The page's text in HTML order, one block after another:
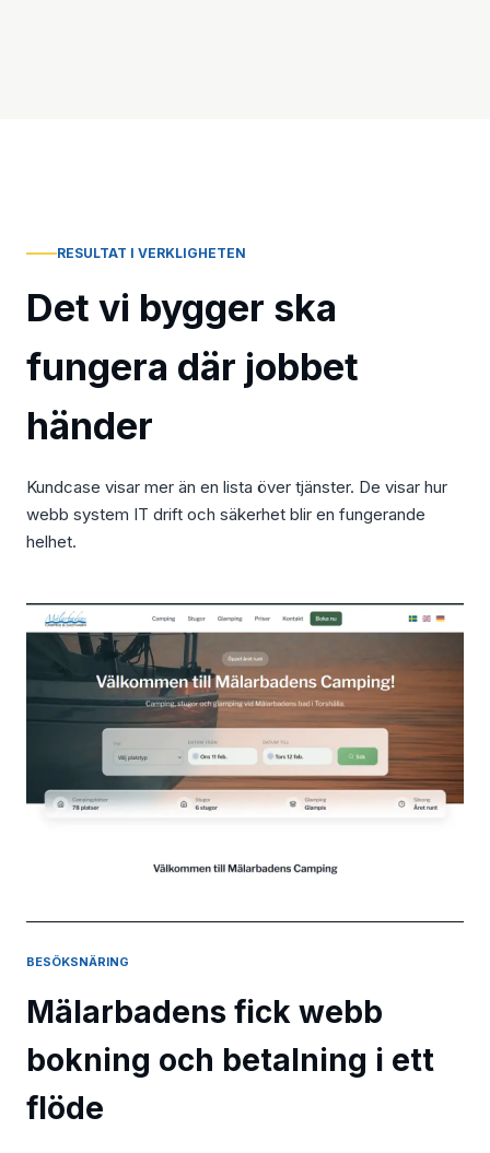
RESULTAT I VERKLIGHETEN
Det vi bygger ska
fungera där jobbet
händer
Kundcase visar mer än en lista över tjänster. De visar hur
webb system IT drift och säkerhet blir en fungerande
helhet.
BESÖKSNÄRING
Mälarbadens fick webb
bokning och betalning i ett
flöde